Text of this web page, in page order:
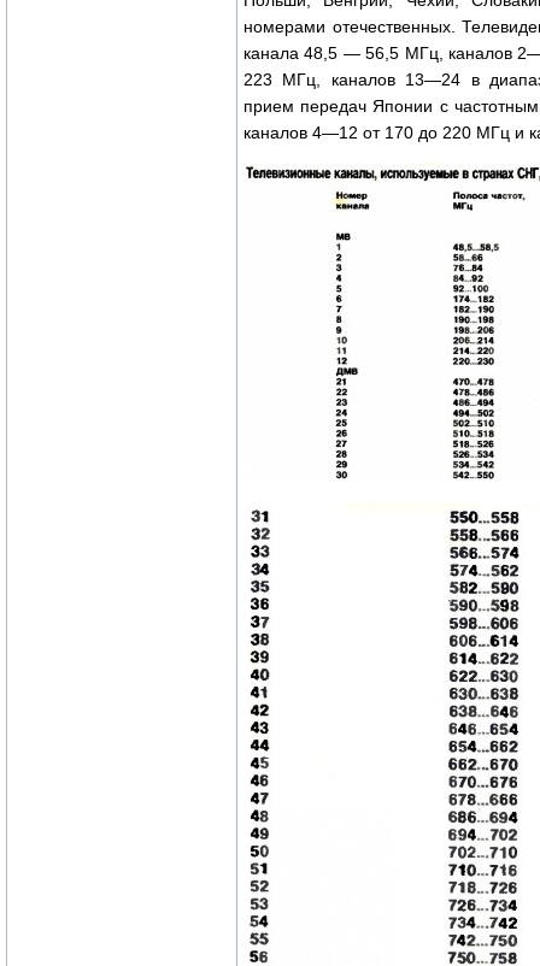
номерами отечественных.
канала 48,5 — 56,5 МГц, каналов
223 МГц, каналов 13—24 в
прием передач Японии с
каналов 4—12 от 170 до 220 МГц и